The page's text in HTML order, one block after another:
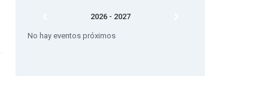
2026 - 2027
No hay eventos próximos